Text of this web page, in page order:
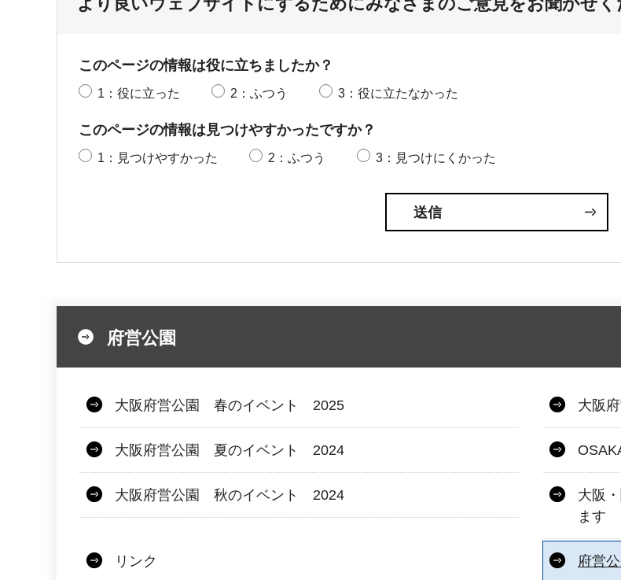
このページの情報は役に立ちましたか？
1：役に立った 2：ふつう 3：役に立たなかった
このページの情報は見つけやすかったですか？
1：見つけやすかった 2：ふつう 3：見つけにくかった
府営公園
大阪府営公園 春のイベント 2025 大阪
大阪府営公園 夏のイベント 2024
大阪府営公園 秋のイベント 2024
大阪
ます
リンク 府営